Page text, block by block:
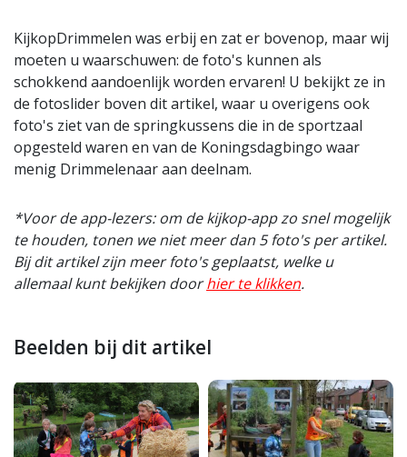
KijkopDrimmelen was erbij en zat er bovenop, maar wij
moeten u waarschuwen: de foto's kunnen als
schokkend aandoenlijk worden ervaren! U bekijkt ze in
de fotoslider boven dit artikel, waar u overigens ook
foto's ziet van de springkussens die in de sportzaal
opgesteld waren en van de Koningsdagbingo waar
menig Drimmelenaar aan deelnam.
*Voor de app-lezers: om de kijkop-app zo snel mogelijk
te houden, tonen we niet meer dan 5 foto's per artikel.
Bij dit artikel zijn meer foto's geplaatst, welke u
allemaal kunt bekijken doorhier te klikken.
Beelden bij dit artikel